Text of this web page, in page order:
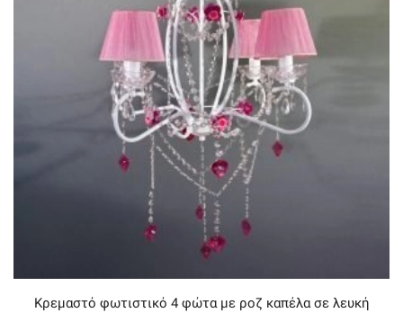
Κρεμαστό φωτιστικό 4 φώτα με ροζ καπέλα σε λευκή